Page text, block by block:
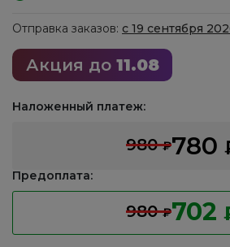
Отправка заказов: с 19 сентября
Акция до 11.08
Наложенный платеж:
980₽780
Предоплата:
980₽702